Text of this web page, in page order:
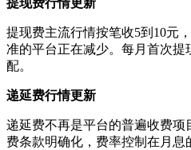
提现费主流行情按笔收5到10元
准的平台正在减少。每月首次
配。
递延费行情更新
递延费不再是平台的普遍收费
费条款明确化，费率控制在月息